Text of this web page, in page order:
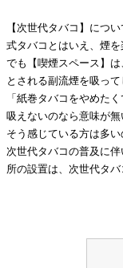
【次世代タバコ】につ
式タバコとはいえ、煙
でも【喫煙スペース】
とされる副流煙を吸って
「紙巻タバコをやめた
吸えないのなら意味が無
そう感じている方は多い
次世代タバコの普及に
所の設置は、次世代タ